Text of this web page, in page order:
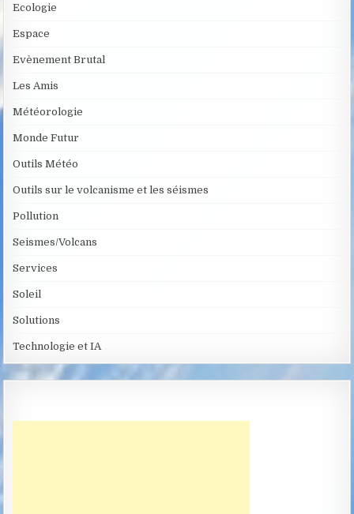
Ecologie
Espace
Evènement Brutal
Les Amis
Météorologie
Monde Futur
Outils Météo
Outils sur le volcanisme et les séismes
Pollution
Seismes/Volcans
Services
Soleil
Solutions
Technologie et IA